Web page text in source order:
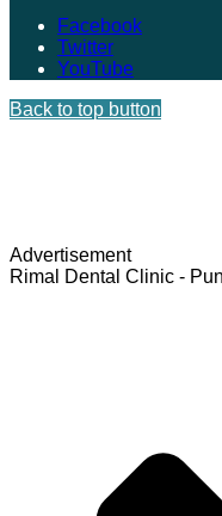
Facebook
Twitter
YouTube
Back to top button
Advertisement
Rimal Dental Clinic -